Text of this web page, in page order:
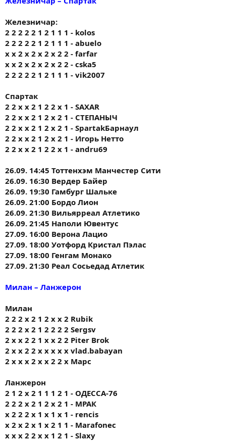
Железничар:
2 2 2 2 2 1 2 1 1 1 - kolos
2 2 2 2 2 1 2 1 1 1 - abuelo
x x 2 x 2 x 2 x 2 2 - farfar
x x 2 x 2 x 2 x 2 2 - cska5
2 2 2 2 2 1 2 1 1 1 - vik2007
Спартак
2 2 х x 2 1 2 2 x 1 - SAXAR
2 2 х х 2 1 2 х 2 1 - СТЕПАНЫЧ
2 2 х х 2 1 2 х 2 1 - SpartakБарнаул
2 2 х х 2 1 2 х 2 1 - Игорь Нетто
2 2 х х 2 1 2 2 х 1 - andru69
26.09. 14:45 Тоттенхэм Манчестер Сити
26.09. 16:30 Вердер Байер
26.09. 19:30 Гамбург Шальке
26.09. 21:00 Бордо Лион
26.09. 21:30 Вильярреал Атлетико
26.09. 21:45 Наполи Ювентус
27.09. 16:00 Верона Лацио
27.09. 18:00 Уотфорд Кристал Пэлас
27.09. 18:00 Генгам Монако
27.09. 21:30 Реал Сосьедад Атлетик
Милан – Ланжерон
Милан
2 2 2 х 2 1 2 х х 2 Rubik
2 2 2 х 2 1 2 2 2 2 Sergsv
2 х х 2 2 1 х х 2 2 Piter Brok
2 х х 2 2 х х х х х vlad.babayan
2 х х х 2 х х 2 2 х Марс
Ланжерон
2 1 2 х 2 1 1 1 2 1 - ОДЕССА-76
2 2 2 х 2 1 2 х 2 1 - МРАК
х 2 2 2 х 1 х 1 х 1 - rencis
х 2 х 2 х 1 х 2 1 1 - Marafonec
х х х 2 2 х х 1 2 1 - Slaxy